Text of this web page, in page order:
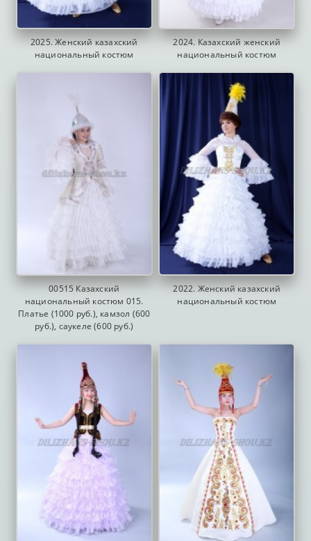
2025. Женский казахский
национальный костюм
2024. Казахский женский
национальный костюм
00515 Казахский
национальный костюм 015.
Платье (1000 руб.), камзол (600
руб.), саукеле (600 руб.)
2022. Женский казахский
национальный костюм